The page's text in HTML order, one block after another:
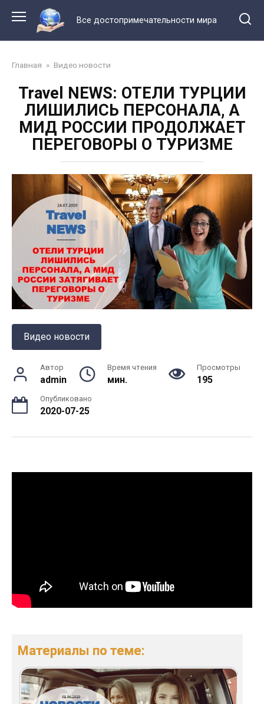
контенту
Все достопримечательности мира
Главная » Видео новости
Travel NEWS: ОТЕЛИ ТУРЦИИ
ЛИШИЛИСЬ ПЕРСОНАЛА, А
МИД РОССИИ ПРОДОЛЖАЕТ
ПЕРЕГОВОРЫ О ТУРИЗМЕ
Видео новости
Автор
admin
Время чтения
мин.
Просмотры
195
Опубликовано
2020-07-25
Материалы по теме: